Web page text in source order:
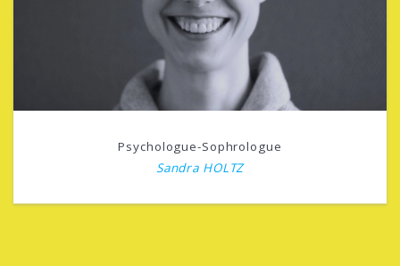
Psychologue-Sophrologue
Sandra HOLTZ